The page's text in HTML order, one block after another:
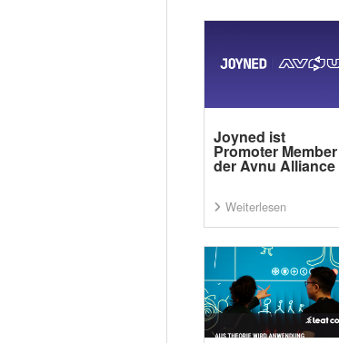
Joyned ist
Promoter Member
der Avnu Alliance
Weiterlesen